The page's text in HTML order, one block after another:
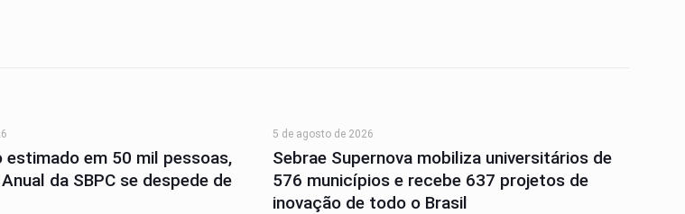
estimado em 50 mil pessoas,
da SBPC se despede de
5 de agosto de 2026
Sebrae Supernova mobiliza universitários de
576 municípios e recebe 637 projetos de
inovação de todo o Brasil